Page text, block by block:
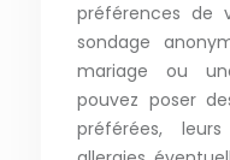
préférences de
sondage
mariage ou
pouvez poser
préférées,